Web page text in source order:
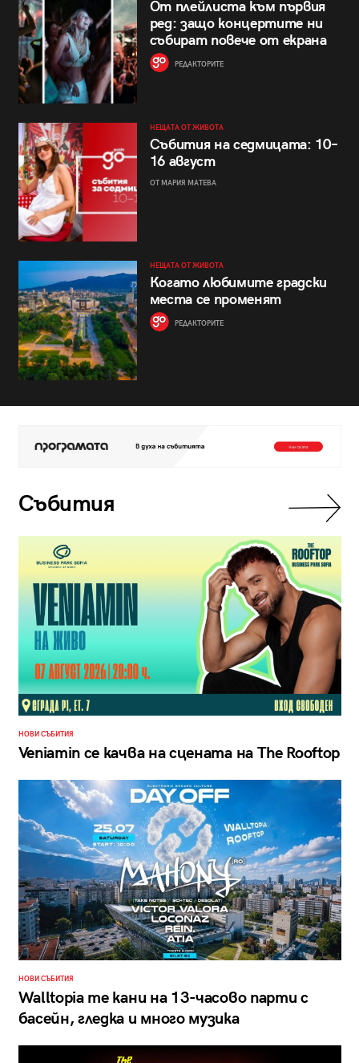
От плейлиста към първия
ред: защо концертите ни
събират повече от екрана
РЕДАКТОРИТЕ
НЕЩАТА ОТ ЖИВОТА
Събития на седмицата: 10–
16 август
ОТ МАРИЯ МАТЕВА
НЕЩАТА ОТ ЖИВОТА
Когато любимите градски
места се променят
РЕДАКТОРИТЕ
Събития
НОВИ СЪБИТИЯ
Veniamin се качва на сцената на The Rooftop
НОВИ СЪБИТИЯ
Walltopia те кани на 13-часово парти с
басейн, гледка и много музика